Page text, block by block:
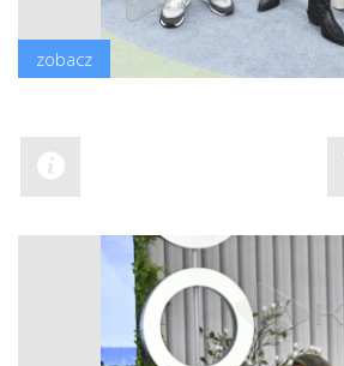
zobacz